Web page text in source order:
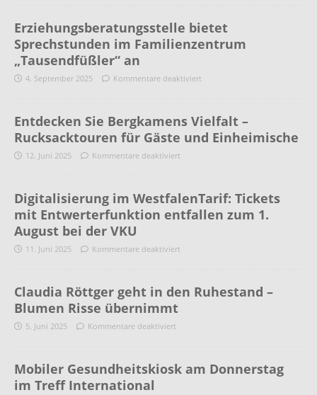
Erziehungsberatungsstelle bietet
Sprechstunden im Familienzentrum
„Tausendfüßler“ an
4. September 2025 Kommentare deaktiviert
Entdecken Sie Bergkamens Vielfalt –
Rucksacktouren für Gäste und Einheimische
12. Juni 2025 Kommentare deaktiviert
Digitalisierung im WestfalenTarif: Tickets
mit Entwerterfunktion entfallen zum 1.
August bei der VKU
11. Juni 2025 Kommentare deaktiviert
Claudia Röttger geht in den Ruhestand –
Blumen Risse übernimmt
5. Juni 2025 Kommentare deaktiviert
Mobiler Gesundheitskiosk am Donnerstag
im Treff International